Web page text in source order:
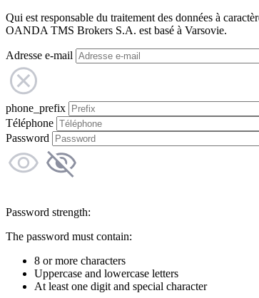
Qui est responsable du traitement des données à
OANDA TMS Brokers S.A. est basé à Varsovie.
Adresse e-mail
phone_prefix
Téléphone
Password
Password strength:
The password must contain:
8 or more characters
Uppercase and lowercase letters
At least one digit and special character